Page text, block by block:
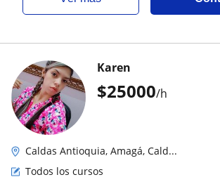
$25000/h
Karen
Caldas Antioquia, Amagá, Cald...
Todos los cursos